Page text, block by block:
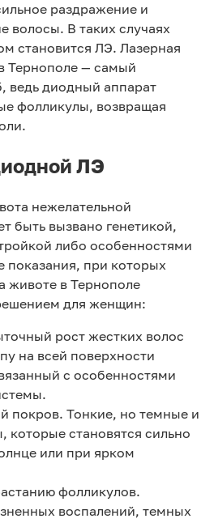
раздражение и
волосы. В таких случаях
становится ЛЭ. Лазерная
Тернополе — самый
ведь диодный аппарат
фолликулы, возвращая
ЛЭ
нежелательной
быть вызвано генетикой,
либо особенностями
показания, при которых
животе в Тернополе
для женщин:
рост жестких волос
на всей поверхности
с особенностями
покров. Тонкие, но темные и
которые становятся сильно
или при ярком
фолликулов.
воспалений, темных